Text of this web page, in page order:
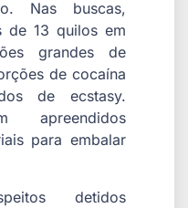
Nas buscas,
de 13 quilos em
grandes de
de cocaína
de ecstasy.
apreendidos
para embalar
detidos